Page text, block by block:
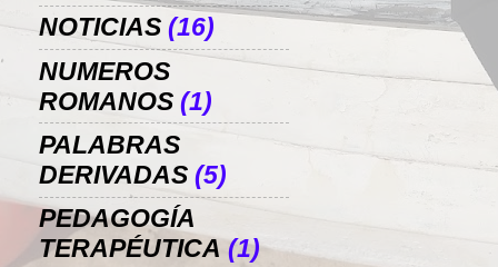
NOTICIAS (16)
NUMEROS
ROMANOS (1)
PALABRAS
DERIVADAS (5)
PEDAGOGÍA
TERAPÉUTICA (1)